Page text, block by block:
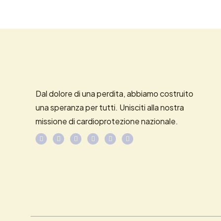
Dal dolore di una perdita, abbiamo costruito
una speranza per tutti. Unisciti alla nostra
missione di cardioprotezione nazionale.